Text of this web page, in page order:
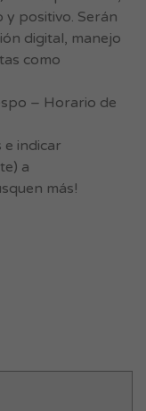
positivo. Serán
digital, manejo
como
– Horario de
indicar
a
más!